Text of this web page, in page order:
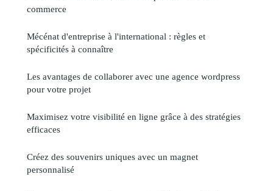
commerce
Mécénat d'entreprise à l'international : règles et
spécificités à connaître
Les avantages de collaborer avec une agence wordpress
pour votre projet
Maximisez votre visibilité en ligne grâce à des stratégies
efficaces
Créez des souvenirs uniques avec un magnet
personnalisé